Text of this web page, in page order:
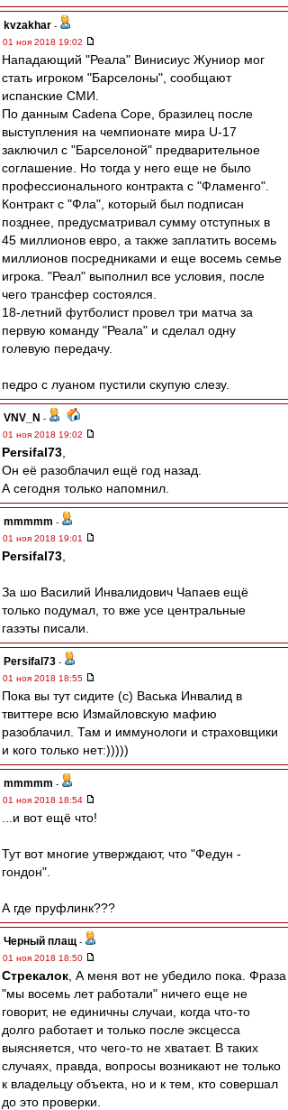
kvzakhar -
01 ноя 2018 19:02
Нападающий "Реала" Винисиус Жуниор мог
стать игроком "Барселоны", сообщают
испанские СМИ.
По данным Cadena Cope, бразилец после
выступления на чемпионате мира U-17
заключил с "Барселоной" предварительное
соглашение. Но тогда у него еще не было
профессионального контракта с "Фламенго".
Контракт с "Фла", который был подписан
позднее, предусматривал сумму отступных в
45 миллионов евро, а также заплатить восемь
миллионов посредниками и еще восемь семье
игрока. "Реал" выполнил все условия, после
чего трансфер состоялся.
18-летний футболист провел три матча за
первую команду "Реала" и сделал одну
голевую передачу.
педро с луаном пустили скупую слезу.
VNV_N -
01 ноя 2018 19:02
Persifal73
Он её разоблачил ещё год назад.
А сегодня только напомнил.
mmmmm -
01 ноя 2018 19:01
Persifal73
За шо Василий Инвалидович Чапаев ещё
только подумал, то вже усе центральные
газэты писали.
Persifal73 -
01 ноя 2018 18:55
Пока вы тут сидите (с) Васька Инвалид в
твиттере всю Измайловскую мафию
разоблачил. Там и иммунологи и страховщики
и кого только нет:)))))
mmmmm -
01 ноя 2018 18:54
...и вот ещё что!
Тут вот многие утверждают, что "Федун -
гондон".
А где пруфлинк???
Черный плащ -
01 ноя 2018 18:50
Стрекалок , А меня вот не убедило пока. Фраза
"мы восемь лет работали" ничего еще не
говорит, не единичны случаи, когда что-то
долго работает и только после эксцесса
выясняется, что чего-то не хватает. В таких
случаях, правда, вопросы возникают не только
к владельцу объекта, но и к тем, кто совершал
до это проверки.